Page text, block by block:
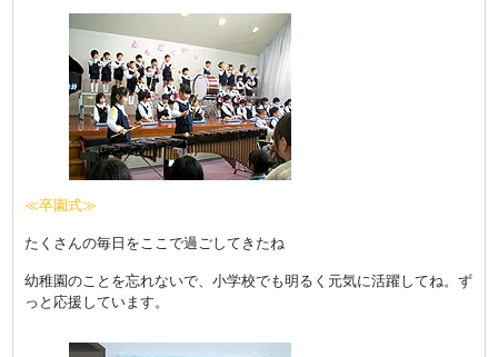
≪卒園式≫
たくさんの毎日をここで過ごしてきたね
幼稚園のことを忘れないで、小学校でも明るく元気に活躍してね。ず
っと応援しています。